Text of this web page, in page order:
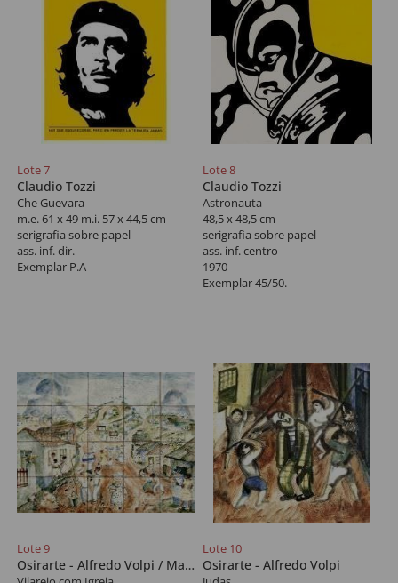
Lote 7
Claudio Tozzi
Che Guevara
m.e. 61 x 49 m.i. 57 x 44,5 cm
serigrafia sobre papel
ass. inf. dir.
Exemplar P.A
Lote 8
Claudio Tozzi
Astronauta
48,5 x 48,5 cm
serigrafia sobre papel
ass. inf. centro
1970
Exemplar 45/50.
Lote 9
Osirarte - Alfredo Volpi / Mario Zanini
Lote 10
Osirarte - Alfredo Volpi